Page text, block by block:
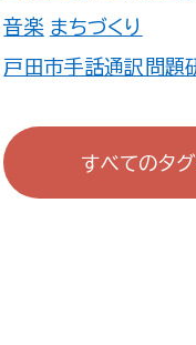
音楽 まちづくり
戸田市手話通訳問題
会
TOKUZO WORKS
すべてのタ